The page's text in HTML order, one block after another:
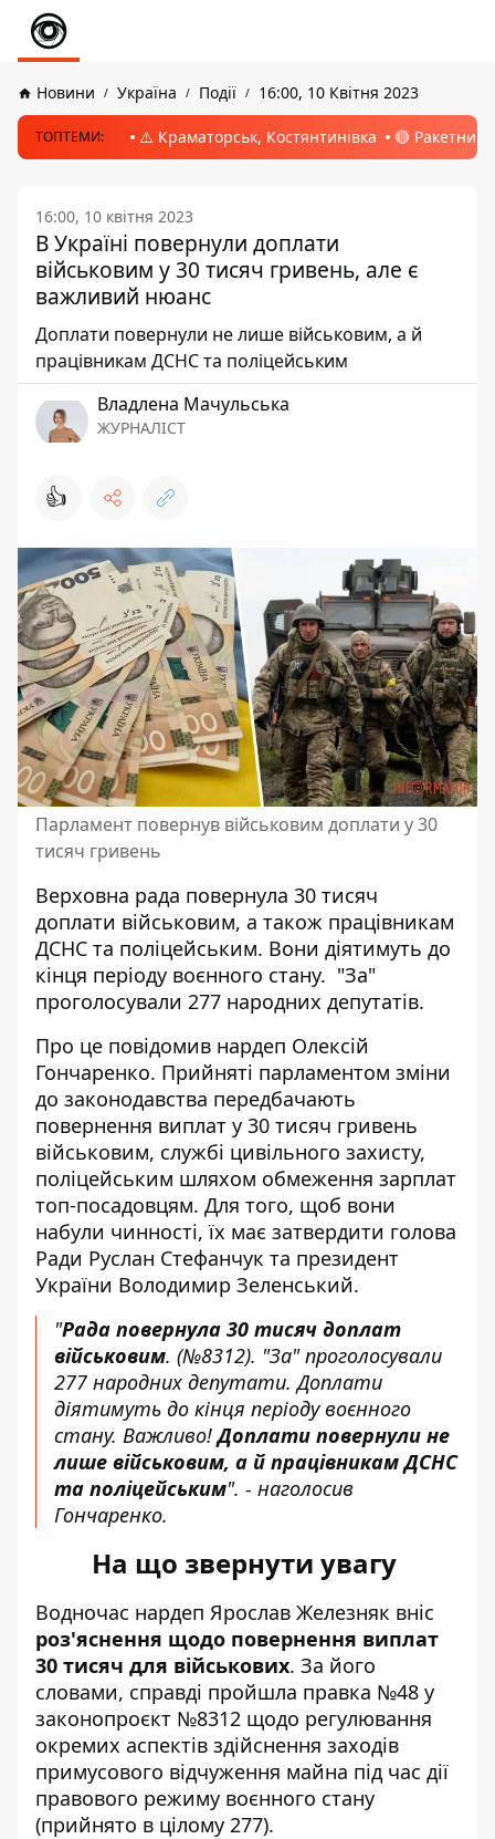
Новини Україна Події 16:00, 10 Квітня 2023
ТОПТЕМИ: ⚠️ Краматорськ, Костянтинівка 🔴 Ракетний
16:00, 10 квітня 2023
В Україні повернули доплати
військовим у 30 тисяч гривень, але є
важливий нюанс
Доплати повернули не лише військовим, а й
працівникам ДСНС та поліцейським
Владлена Мачульська
ЖУРНАЛІСТ
👍
Парламент повернув військовим доплати у 30
тисяч гривень
Верховна рада повернула 30 тисяч
доплати військовим, а також працівникам
ДСНС та поліцейським. Вони діятимуть до
кінця періоду воєнного стану. "За"
проголосували 277 народних депутатів.
Про це повідомив нардеп Олексій
Гончаренко. Прийняті парламентом зміни
до законодавства передбачають
повернення виплат у 30 тисяч гривень
військовим, службі цивільного захисту,
поліцейським шляхом обмеження зарплат
топ-посадовцям. Для того, щоб вони
набули чинності, їх має затвердити голова
Ради Руслан Стефанчук та президент
України Володимир Зеленський.
"Рада повернула 30 тисяч доплат
військовим. (№8312). "За" проголосували
277 народних депутати. Доплати
діятимуть до кінця періоду воєнного
стану. Важливо!Доплати повернули не
лише військовим, а й працівникам ДСНС
та поліцейським". - наголосив
Гончаренко.
На що звернути увагу
Водночас нардеп Ярослав Железняк вніс
роз'яснення щодо повернення виплат
30 тисяч для військових. За його
словами, справді пройшла правка №48 у
законопроєкт №8312 щодо регулювання
окремих аспектів здійснення заходів
примусового відчуження майна під час дії
правового режиму воєнного стану
(прийнято в цілому 277).